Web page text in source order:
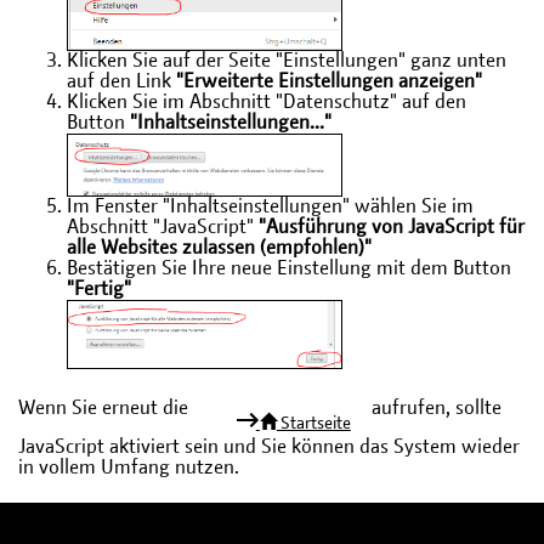
Klicken Sie auf der Seite "Einstellungen" ganz unten
auf den Link "Erweiterte Einstellungen anzeigen"
Klicken Sie im Abschnitt "Datenschutz" auf den
Button "Inhaltseinstellungen..."
Im Fenster "Inhaltseinstellungen" wählen Sie im
Abschnitt "JavaScript" "Ausführung von JavaScript für
alle Websites zulassen (empfohlen)"
Bestätigen Sie Ihre neue Einstellung mit dem Button
"Fertig"
Wenn Sie erneut die
Startseite
aufrufen, sollte
JavaScript aktiviert sein und Sie können das System wieder
in vollem Umfang nutzen.